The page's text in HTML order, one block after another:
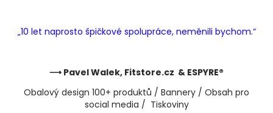
„10 let naprosto špičkové spolupráce, neměnili bychom.“
⟶ Pavel Walek, Fitstore.cz & ESPYRE®
Obalový design 100+ produktů / Bannery / Obsah pro
social media / Tiskoviny